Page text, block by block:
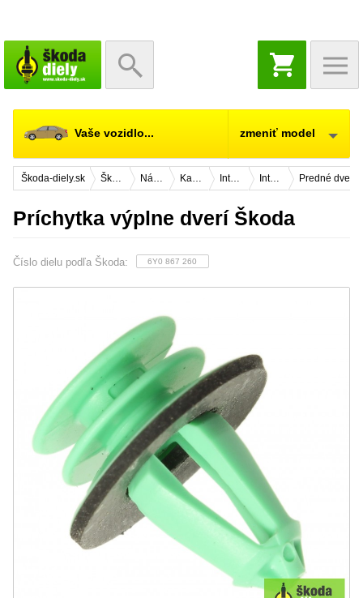
NÁKUPNÝ
KOŠÍK
Vaše vozidlo... zmeniť model
Škoda-diely.sk Škoda Citigo Náhradné diely Karosérie Interiér vozidla Interiér dverí Predné dvere
Príchytka výplne dverí Škoda
Číslo dielu podľa Škoda: 6Y0 867 260